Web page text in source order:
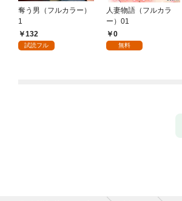
奪う男（フルカラー）
1
132
試読フル
人妻物語（フルカラ
ー）01
0
無料